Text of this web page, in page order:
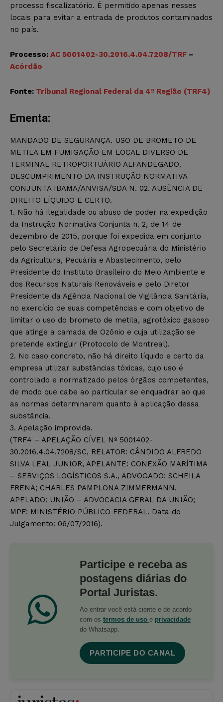
processo fiscalizatório. É permitido apenas nesses
locais para evitar a entrada de produtos contaminados
no país.
Processo: AC 5001402-30.2016.4.04.7208/TRF –
Acórdão
Fonte: Tribunal Regional Federal da 4ª Região (TRF4)
Ementa:
MANDADO DE SEGURANÇA. USO DE BROMETO DE
METILA EM FUMIGAÇÃO EM LOCAL DIVERSO DE
TERMINAL RETROPORTUÁRIO ALFANDEGADO.
DESCUMPRIMENTO DA INSTRUÇÃO NORMATIVA
CONJUNTA IBAMA/ANVISA/SDA N. 02. AUSÊNCIA DE
DIREITO LÍQUIDO E CERTO.
1. Não há ilegalidade ou abuso de poder na expedição
da Instrução Normativa Conjunta n. 2, de 14 de
dezembro de 2015, porque foi expedida em conjunto
pelo Secretário de Defesa Agropecuária do Ministério
da Agricultura, Pecuária e Abastecimento, pelo
Presidente do Instituto Brasileiro do Meio Ambiente e
dos Recursos Naturais Renováveis e pelo Diretor
Presidente da Agência Nacional de Vigilância Sanitária,
no exercício de suas competências e com objetivo de
limitar o uso do brometo de metila, agrotóxico gasoso
que atinge a camada de Ozônio e cuja utilização se
pretende extinguir (Protocolo de Montreal).
2. No caso concreto, não há direito líquido e certo da
empresa utilizar substâncias tóxicas, cujo uso é
controlado e normatizado pelos órgãos competentes,
de modo que cabe ao particular se enquadrar ao que
as normas determinarem quanto à aplicação dessa
substância.
3. Apelação improvida.
(TRF4 – APELAÇÃO CÍVEL Nº 5001402-
30.2016.4.04.7208/SC, RELATOR: CÂNDIDO ALFREDO
SILVA LEAL JUNIOR, APELANTE: CONEXÃO MARÍTIMA
– SERVIÇOS LOGÍSTICOS S.A., ADVOGADO: SCHEILA
FRENA; CHARLES PAMPLONA ZIMMERMANN,
APELADO: UNIÃO – ADVOCACIA GERAL DA UNIÃO;
MPF: MINISTÉRIO PÚBLICO FEDERAL. Data do
Julgamento: 06/07/2016).
Participe e receba as
postagens diárias do
Portal Juristas.
Ao entrar você está ciente e de acordo
com os termos de uso e privacidade
do Whatsapp.
PARTICIPE DO CANAL